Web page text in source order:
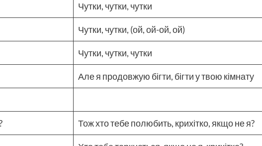
Чутки, чутки, чутки
Чутки, чутки, (ой, ой-ой, ой)
Чутки, чутки, чутки
Але я продовжую бігти, бігти у твою кімнату
Тож хто тебе полюбить, крихітко, якщо не я?